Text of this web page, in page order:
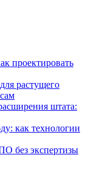
проектировать
растущего
штата:
как технологии
без экспертизы